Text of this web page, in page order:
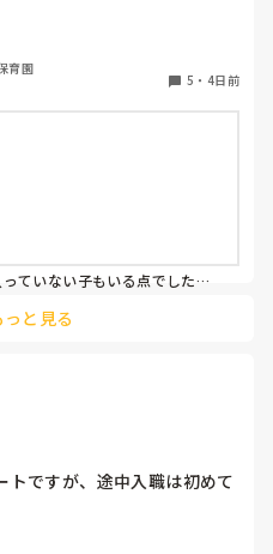
育園
5 ・ 4日前
ていない子もいる点でした。
子はロッカーから持ってく
と見る
トですが、途中入職は初めて
たりするんでしょうか？？ど